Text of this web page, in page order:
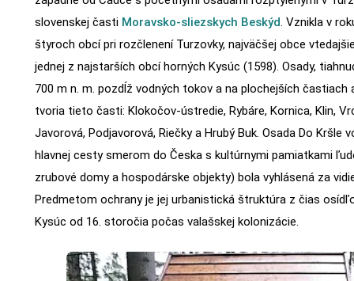
slovenskej časti Moravsko-sliezskych Beskýd. Vznikla v
štyroch obcí pri rozčlenení Turzovky, najväčšej obce
jednej z najstarších obcí horných Kysúc (1598). Osady,
700 m n. m. pozdĺž vodných tokov a na plochejších častiach
tvoria tieto časti: Klokočov-ústredie, Rybáre, Kornica, Klin,
Javorová, Podjavorová, Riečky a Hrubý Buk. Osada Do Kršle
hlavnej cesty smerom do Česka s kultúrnymi pamiatkami
zrubové domy a hospodárske objekty) bola vyhlásená za
Predmetom ochrany je jej urbanistická štruktúra z čias
Kysúc od 16. storočia počas valašskej kolonizácie.